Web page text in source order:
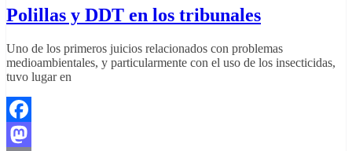
Polillas y DDT en los tribunales
Uno de los primeros juicios relacionados con problemas
medioambientales, y particularmente con el uso de los insecticidas,
tuvo lugar en
Facebook